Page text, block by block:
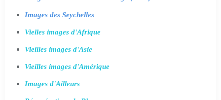
Images des Seychelles
Vielles images d'Afrique
Vieilles images d'Asie
Vieilles images d'Amérique
Images d'Ailleurs